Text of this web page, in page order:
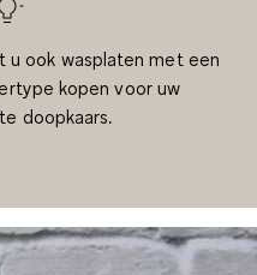
u ook wasplaten met een
kopen voor uw
doopkaars.